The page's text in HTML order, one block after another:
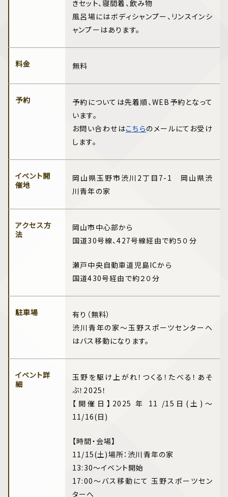
きセット、寝間着、飲み物
風呂場にはボディシャンプー、リンスインシ
ャンプーはあります。
料金 無料
予約
予約については先着順、WEB予約となって
います。
お問い合わせはこちらのメールにてお受け
します。
イベント開
催地
岡山県玉野市渋川2丁目7-1 岡山県渋
川青年の家
アクセス方
法
岡山市中心部から
国道30号線、427号線経由で約５０分
瀬戸中央自動車道児島ICから
国道430号経由で約２０分
駐車場
有り（無料）
渋川青年の家～玉野スポーツセンターへ
はバス移動になります。
イベント詳
細
玉野を駆け上がれ！つくる！たべる！あそ
ぶ！2025！
【開催日】2025 年 11 /15日(土)～
11/16(日)
【時間・会場】
11/15(土)場所：渋川青年の家
13:30～イベント開始
17:00～バス移動にて 玉野スポーツセン
ターへ